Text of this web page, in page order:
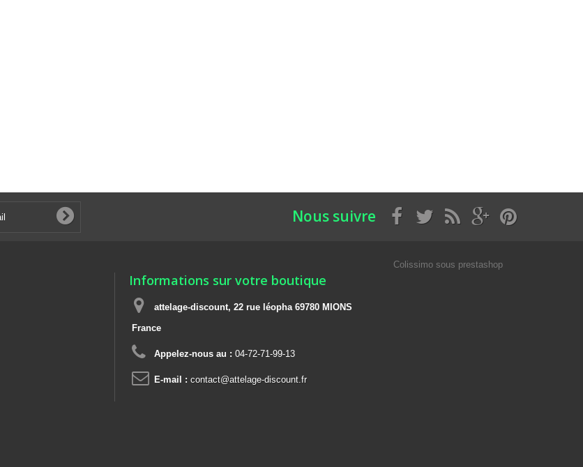
Nous suivre
Informations sur votre boutique
attelage-discount, 22 rue léopha 69780 MIONS
France
Appelez-nous au : 04-72-71-99-13
E-mail : contact@attelage-discount.fr
Colissimo sous prestashop